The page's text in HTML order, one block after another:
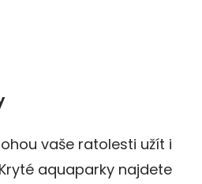
vaše ratolesti užít i
aquaparky najdete